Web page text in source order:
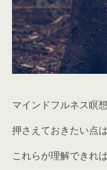
マインドフルネス瞑
押さえておきたい点
これらが理解できれば